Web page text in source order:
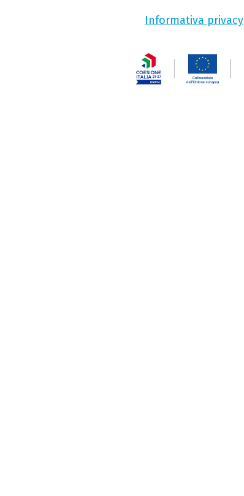
Informativa privacy